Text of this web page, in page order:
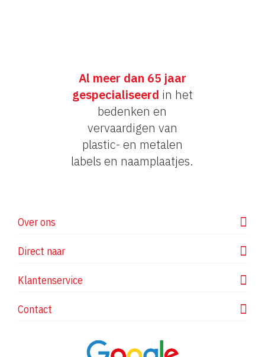
Al meer dan 65 jaar
gespecialiseerd in het
bedenken en
vervaardigen van
plastic- en metalen
labels en naamplaatjes.
Over ons
Direct naar
Klantenservice
Contact